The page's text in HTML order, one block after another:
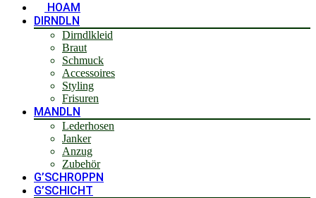
HOAM
DIRNDLN
Dirndlkleid
Braut
Schmuck
Accessoires
Styling
Frisuren
MANDLN
Lederhosen
Janker
Anzug
Zubehör
G’SCHROPPN
G’SCHICHT